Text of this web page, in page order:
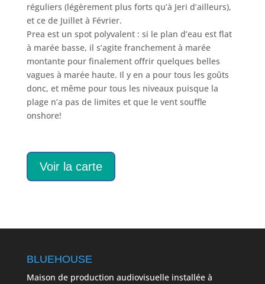
réguliers (légèrement plus forts qu’à Jeri d’ailleurs),
et ce de Juillet à Février.
Prea est un spot polyvalent : si le plan d’eau est flat
à marée basse, il s’agite franchement à marée
montante pour finalement offrir quelques belles
vagues à marée haute. Il y en a pour tous les goûts
donc, et même pour tous les niveaux puisque la
plage n’a pas de limites et que le vent souffle
onshore!
Voir la carte
BLUEHOUSE
Maison de production audiovisuelle installée à